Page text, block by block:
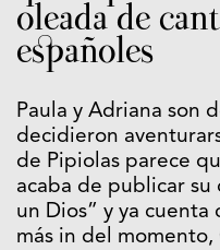
oleada de
españoles
Paula y Adriana son
decidieron
de Pipiolas parece
acaba de publicar
un Dios” y ya
más in del